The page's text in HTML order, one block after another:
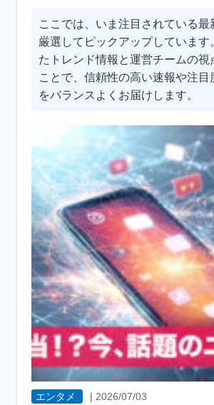
ここでは、いま注目されている最
厳選してピックアップしています
たトレンド情報と運営チームの視
ことで、信頼性の高い速報や注目
をバランスよくお届けします。
エンタメ | 2026/07/03